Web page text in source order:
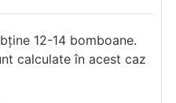
12-14 bomboane.
calculate în acest caz